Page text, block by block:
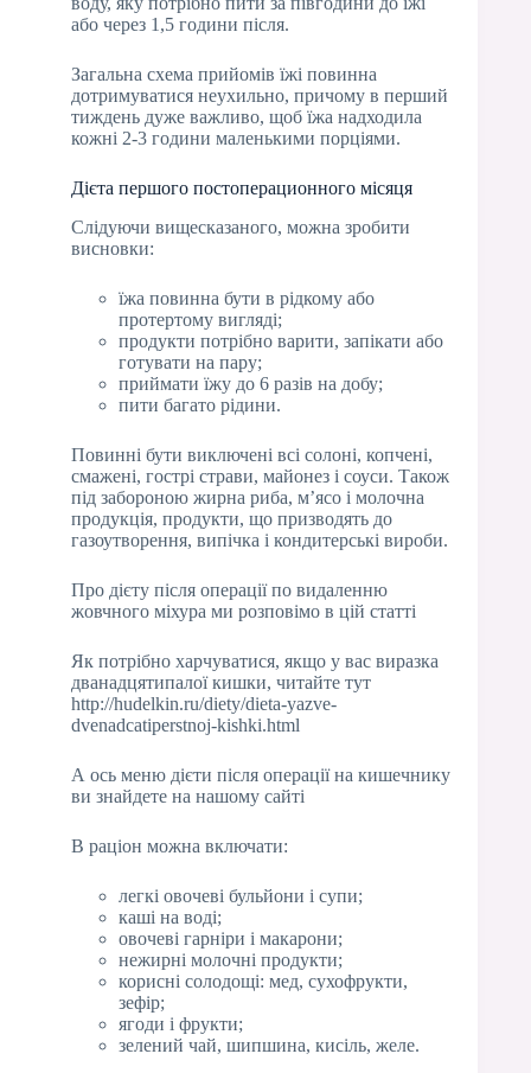
або через 1,5 години після.
Загальна схема прийомів їжі повинна
дотримуватися неухильно, причому в перший
тиждень дуже важливо, щоб їжа надходила
кожні 2-3 години маленькими порціями.
Дієта першого постоперационного місяця
Слідуючи вищесказаного, можна зробити
висновки:
їжа повинна бути в рідкому або
протертому вигляді;
продукти потрібно варити, запікати або
готувати на пару;
приймати їжу до 6 разів на добу;
пити багато рідини.
Повинні бути виключені всі солоні, копчені,
смажені, гострі страви, майонез і соуси. Також
під забороною жирна риба, м’ясо і молочна
продукція, продукти, що призводять до
газоутворення, випічка і кондитерські вироби.
Про дієту після операції по видаленню
жовчного міхура ми розповімо в цій статті
Як потрібно харчуватися, якщо у вас виразка
дванадцятипалої кишки, читайте тут
http://hudelkin.ru/diety/dieta-yazve-
dvenadcatiperstnoj-kishki.html
А ось меню дієти після операції на кишечнику
ви знайдете на нашому сайті
В раціон можна включати:
легкі овочеві бульйони і супи;
каші на воді;
овочеві гарніри і макарони;
нежирні молочні продукти;
корисні солодощі: мед, сухофрукти,
зефір;
ягоди і фрукти;
зелений чай, шипшина, кисіль, желе.